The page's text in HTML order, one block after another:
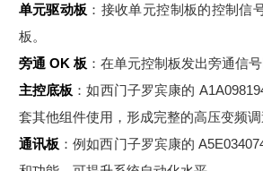
单元驱动板 ：接收单元控制板的控制信
板。
旁通 OK 板 ：在单元控制板发出旁通信
主控底板 ：如西门子罗宾康的
套其他组件使用，形成完整的高压变频调
通讯板 ：例如西门子罗宾康的